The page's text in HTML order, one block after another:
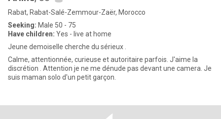
Rabat, Rabat-Salé-Zemmour-Zaër, Morocco
Seeking: Male 50 - 75
Have children: Yes - live at home
Jeune demoiselle cherche du sérieux .
Calme, attentionnée, curieuse et autoritaire parfois. J'aime la
discrétion . Attention je ne me dénude pas devant une camera. Je
suis maman solo d'un petit garçon.